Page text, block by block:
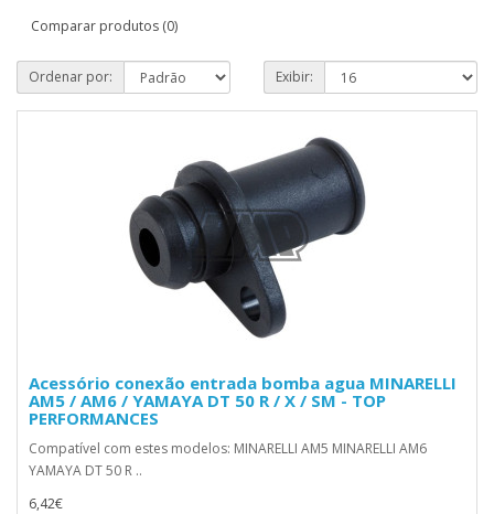
Comparar produtos (0)
Ordenar por: Exibir:
Acessório conexão entrada bomba agua MINARELLI
AM5 / AM6 / YAMAYA DT 50 R / X / SM - TOP
PERFORMANCES
Compatível com estes modelos: MINARELLI AM5 MINARELLI AM6
YAMAYA DT 50 R ..
6,42€